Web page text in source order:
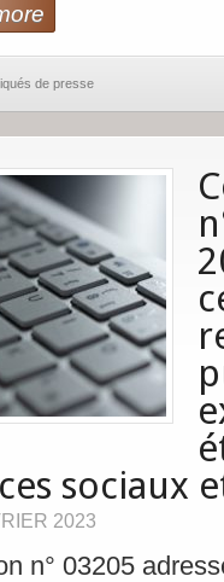
de presse
sociaux
2023
n° 03205